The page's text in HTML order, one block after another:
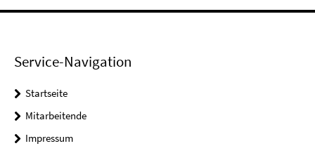
Service-Navigation
Startseite
Mitarbeitende
Impressum